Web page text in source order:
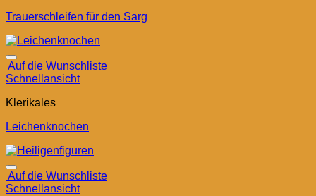
Trauerschleifen für den Sarg
Auf die Wunschliste
Schnellansicht
Klerikales
Leichenknochen
Auf die Wunschliste
Schnellansicht